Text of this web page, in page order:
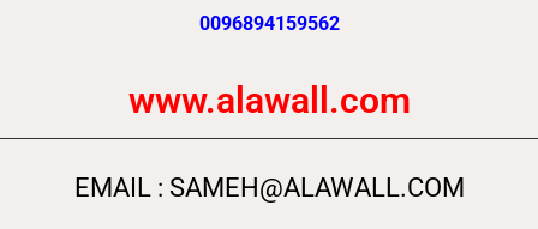
0096894159562
www.alawall.com
EMAIL : SAMEH@ALAWALL.COM